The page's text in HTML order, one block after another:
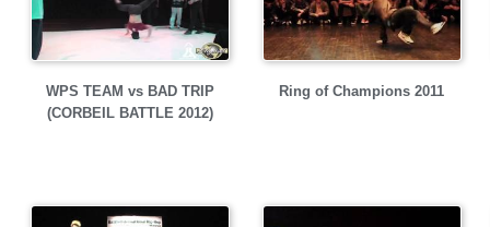
WPS TEAM vs BAD TRIP
(CORBEIL BATTLE 2012)
Ring of Champions 2011